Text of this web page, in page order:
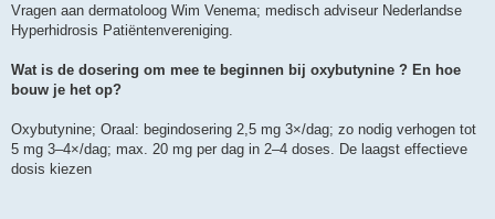
r
c
Vragen aan dermatoloog Wim Venema; medisch adviseur Nederlandse
Hyperhidrosis Patiëntenvereniging.
Wat is de dosering om mee te beginnen bij oxybutynine ? En hoe
bouw je het op?
Oxybutynine; Oraal: begindosering 2,5 mg 3×/dag; zo nodig verhogen tot
5 mg 3–4×/dag; max. 20 mg per dag in 2–4 doses. De laagst effectieve
dosis kiezen